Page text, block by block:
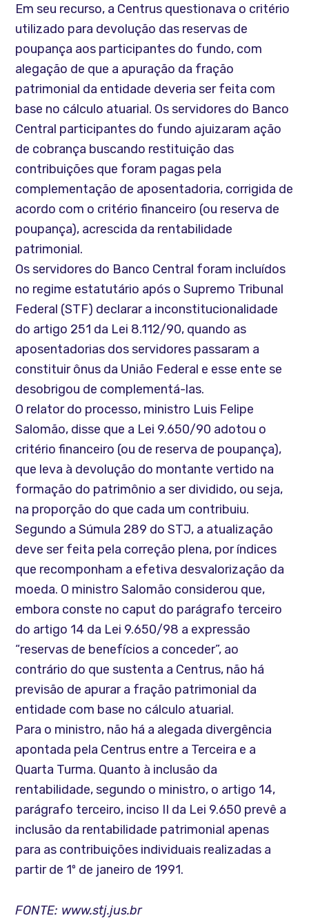
Em seu recurso, a Centrus questionava o critério
utilizado para devolução das reservas de
poupança aos participantes do fundo, com
alegação de que a apuração da fração
patrimonial da entidade deveria ser feita com
base no cálculo atuarial. Os servidores do Banco
Central participantes do fundo ajuizaram ação
de cobrança buscando restituição das
contribuições que foram pagas pela
complementação de aposentadoria, corrigida de
acordo com o critério financeiro (ou reserva de
poupança), acrescida da rentabilidade
patrimonial.
Os servidores do Banco Central foram incluídos
no regime estatutário após o Supremo Tribunal
Federal (STF) declarar a inconstitucionalidade
do artigo 251 da Lei 8.112/90, quando as
aposentadorias dos servidores passaram a
constituir ônus da União Federal e esse ente se
desobrigou de complementá-las.
O relator do processo, ministro Luis Felipe
Salomão, disse que a Lei 9.650/90 adotou o
critério financeiro (ou de reserva de poupança),
que leva à devolução do montante vertido na
formação do patrimônio a ser dividido, ou seja,
na proporção do que cada um contribuiu.
Segundo a Súmula 289 do STJ, a atualização
deve ser feita pela correção plena, por índices
que recomponham a efetiva desvalorização da
moeda. O ministro Salomão considerou que,
embora conste no caput do parágrafo terceiro
do artigo 14 da Lei 9.650/98 a expressão
“reservas de benefícios a conceder”, ao
contrário do que sustenta a Centrus, não há
previsão de apurar a fração patrimonial da
entidade com base no cálculo atuarial.
Para o ministro, não há a alegada divergência
apontada pela Centrus entre a Terceira e a
Quarta Turma. Quanto à inclusão da
rentabilidade, segundo o ministro, o artigo 14,
parágrafo terceiro, inciso II da Lei 9.650 prevê a
inclusão da rentabilidade patrimonial apenas
para as contribuições individuais realizadas a
partir de 1º de janeiro de 1991.
FONTE: www.stj.jus.br